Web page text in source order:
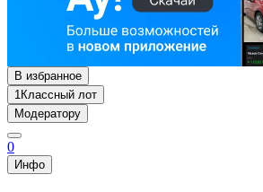
В избранное
1Классный лот
Модератору
0
Инфо